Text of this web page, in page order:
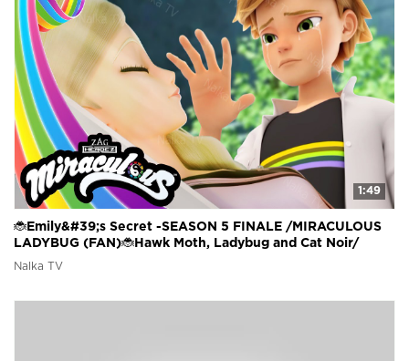
1:49
🐞Emily&#39;s Secret -SEASON 5 FINALE /MIRACULOUS
LADYBUG (FAN)🐞Hawk Moth, Ladybug and Cat Noir/
Леди Баг
Nalka TV